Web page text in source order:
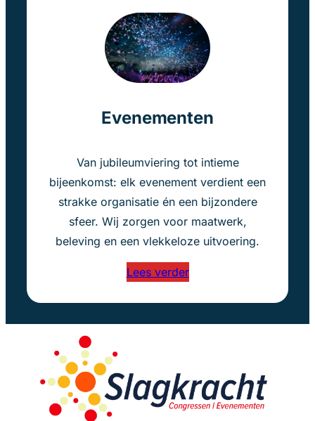
Evenementen
Van jubileumviering tot intieme
bijeenkomst: elk evenement verdient een
strakke organisatie én een bijzondere
sfeer. Wij zorgen voor maatwerk,
beleving en een vlekkeloze uitvoering.
Lees verder